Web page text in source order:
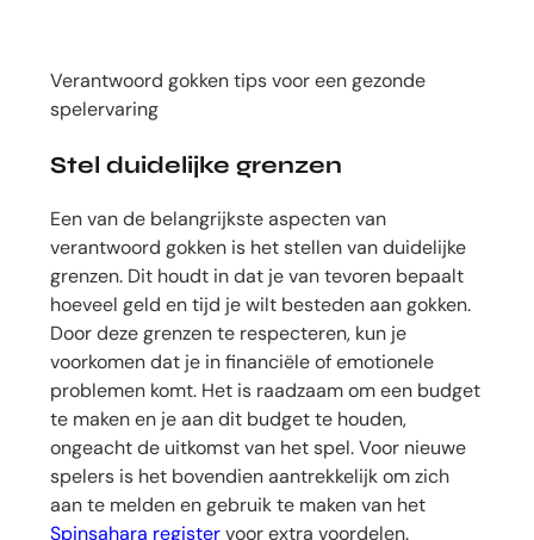
Verantwoord gokken tips voor een gezonde
spelervaring
Stel duidelijke grenzen
Een van de belangrijkste aspecten van
verantwoord gokken is het stellen van duidelijke
grenzen. Dit houdt in dat je van tevoren bepaalt
hoeveel geld en tijd je wilt besteden aan gokken.
Door deze grenzen te respecteren, kun je
voorkomen dat je in financiële of emotionele
problemen komt. Het is raadzaam om een budget
te maken en je aan dit budget te houden,
ongeacht de uitkomst van het spel. Voor nieuwe
spelers is het bovendien aantrekkelijk om zich
aan te melden en gebruik te maken van het
Spinsahara registervoor extra voordelen.